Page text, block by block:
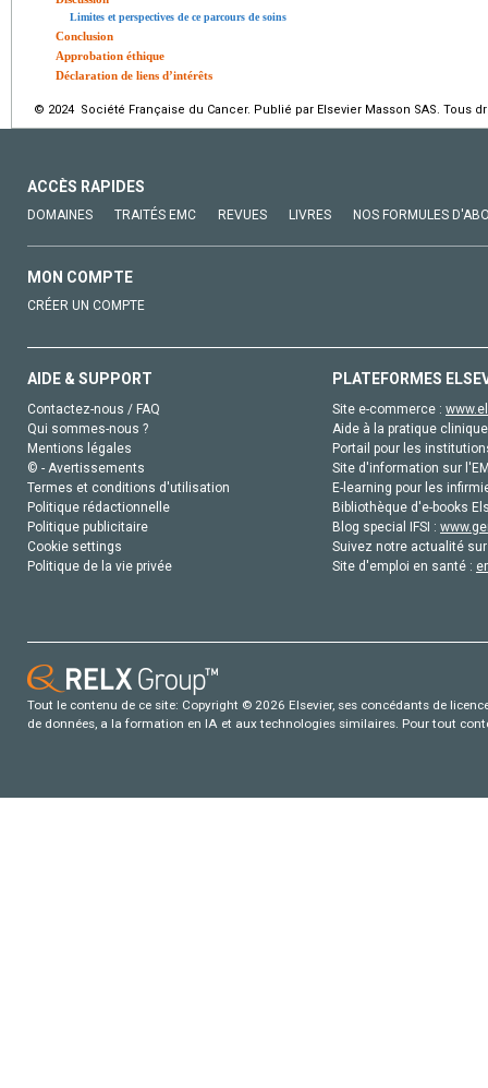
Limites et perspectives de ce parcours de soins
Conclusion
Approbation éthique
Déclaration de liens d’intérêts
© 2024 Société Française du Cancer. Publié par Elsevier Masson SAS. Tous
ACCÈS RAPIDES
DOMAINES TRAITÉS EMC REVUES LIVRES NOS FORMULES
MON COMPTE
CRÉER UN COMPTE
AIDE & SUPPORT
Contactez-nous / FAQ
Qui sommes-nous ?
Mentions légales
© - Avertissements
Termes et conditions d'utilisation
Politique rédactionnelle
Politique publicitaire
Cookie settings
Politique de la vie privée
PLATEFORMES
Site e-commerce :
Aide à la pratique
Portail pour les
Site d'information sur
E-learning pour les
Bibliothèque d'e-books
Blog special IFSI :
Suivez notre actualité
Site d'emploi en santé :
Tout le contenu de ce site: Copyright © 2026 Elsevier, ses concédants de
de données, a la formation en IA et aux technologies similaires. Pour tout